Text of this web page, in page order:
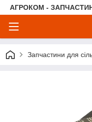
АГРОКОМ -
Запчастини для